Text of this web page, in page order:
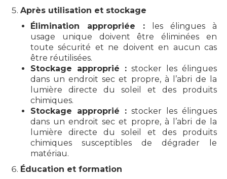
Après utilisation et stockage
Élimination appropriée : les élingues à
usage unique doivent être éliminées en
toute sécurité et ne doivent en aucun cas
être réutilisées.
Stockage approprié : stocker les élingues
dans un endroit sec et propre, à l’abri de la
lumière directe du soleil et des produits
chimiques.
Stockage approprié : stocker les élingues
dans un endroit sec et propre, à l’abri de la
lumière directe du soleil et des produits
chimiques susceptibles de dégrader le
matériau.
Éducation et formation